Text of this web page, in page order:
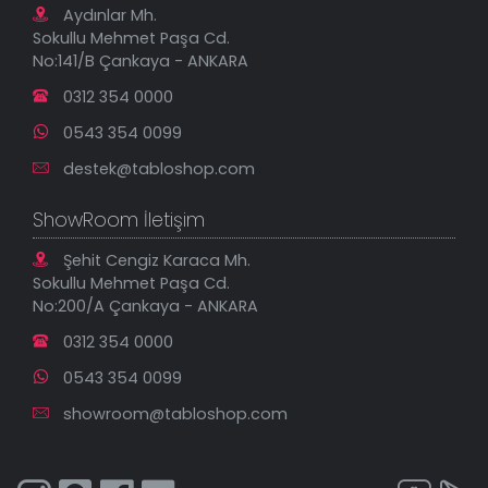
Gizlilik Güvenlik Politikası
Yeni Eklenenler
En Çok Satılanlar
İndirimli Tablolar
Aydınlar Mh.
Sokullu Mehmet Paşa Cd.
No:141/B Çankaya - ANKARA
0312 354 0000
0543 354 0099
destek@tabloshop.com
ShowRoom İletişim
Şehit Cengiz Karaca Mh.
Sokullu Mehmet Paşa Cd.
No:200/A Çankaya - ANKARA
0312 354 0000
0543 354 0099
showroom@tabloshop.com